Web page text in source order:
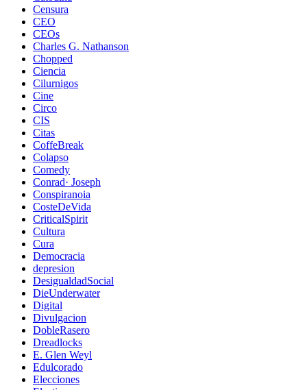
Censura
CEO
CEOs
Charles G. Nathanson
Chopped
Ciencia
Cilurnigos
Cine
Circo
CIS
Citas
CoffeBreak
Colapso
Comedy
Conrad· Joseph
Conspiranoia
CosteDeVida
CriticalSpirit
Cultura
Cura
Democracia
depresion
DesigualdadSocial
DieUnderwater
Digital
Divulgacion
DobleRasero
Dreadlocks
E. Glen Weyl
Edulcorado
Elecciones